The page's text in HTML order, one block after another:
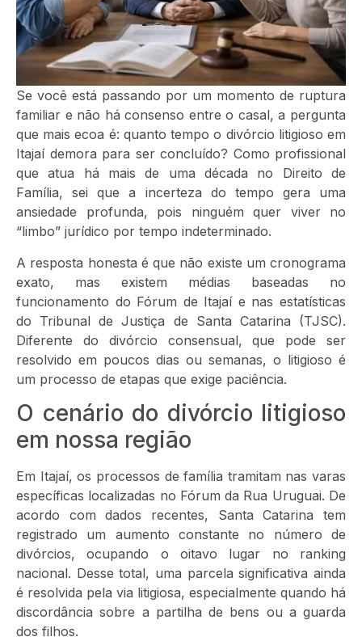
Se você está passando por um momento de ruptura
familiar e não há consenso entre o casal, a pergunta
que mais ecoa é: quanto tempo o divórcio litigioso em
Itajaí demora para ser concluído? Como profissional
que atua há mais de uma década no Direito de
Família, sei que a incerteza do tempo gera uma
ansiedade profunda, pois ninguém quer viver no
“limbo” jurídico por tempo indeterminado.
A resposta honesta é que não existe um cronograma
exato, mas existem médias baseadas no
funcionamento do Fórum de Itajaí e nas estatísticas
do Tribunal de Justiça de Santa Catarina (TJSC).
Diferente do divórcio consensual, que pode ser
resolvido em poucos dias ou semanas, o litigioso é
um processo de etapas que exige paciência.
O cenário do divórcio litigioso
em nossa região
Em Itajaí, os processos de família tramitam nas varas
específicas localizadas no Fórum da Rua Uruguai. De
acordo com dados recentes, Santa Catarina tem
registrado um aumento constante no número de
divórcios, ocupando o oitavo lugar no ranking
nacional. Desse total, uma parcela significativa ainda
é resolvida pela via litigiosa, especialmente quando há
discordância sobre a partilha de bens ou a guarda
dos filhos.